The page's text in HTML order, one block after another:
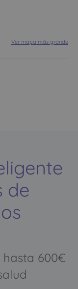
Ver mapa más grande
de
600€